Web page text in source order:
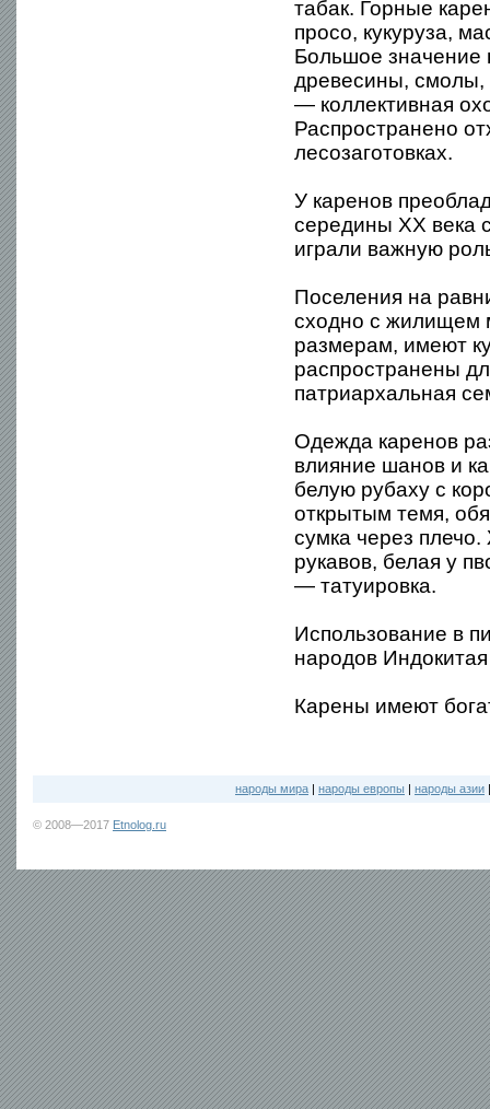
табак. Горные
просо, кукуруза,
Большое значение
древесины, смолы,
— коллективная
Распространено
лесозаготовках.
У каренов
середины XX
играли важную
Поселения на
сходно с жилищем
размерам, имеют
распространены
патриархальная
Одежда каренов
влияние шанов и
белую рубаху с
открытым темя,
сумка через
рукавов, белая у
— татуировка.
Использование в
народов
Карены имеют
народы мира | народы европы | народы азии
© 2008—2017 Etnolog.ru